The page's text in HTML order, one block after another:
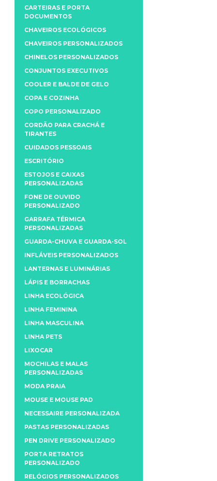
CARTEIRAS E PORTA
DOCUMENTOS
CHAVEIROS ECOLÓGICOS
CHAVEIROS PERSONALIZADOS
CHINELOS PERSONALIZADOS
CONJUNTOS EXECUTIVOS
COOLER E BALDE DE GELO
COPA E COZINHA
COPO PERSONALIZADO
CORDÃO PARA CRACHÁ E
TIRANTES
CUIDADOS PESSOAIS
ESCRITÓRIO
ESTOJOS E CAIXAS
PERSONALIZADAS
FONE DE OUVIDO
PERSONALIZADO
GARRAFA TÉRMICA
PERSONALIZADAS
GUARDA-CHUVA E GUARDA-SOL
INFLÁVEIS PERSONALIZADOS
LANTERNAS E LUMINÁRIAS
LÁPIS E BORRACHAS
LINHA ECOLÓGICA
LINHA FEMININA
LINHA MASCULINA
LINHA PETS
LIXOCAR
MOCHILAS E MALAS
PERSONALIZADAS
MODA PRAIA
MOUSE E MOUSE PAD
NECESSAIRE PERSONALIZADA
PASTAS PERSONALIZADAS
PEN DRIVE PERSONALIZADO
PORTA RETRATOS
PERSONALIZADO
RELÓGIOS PERSONALIZADOS